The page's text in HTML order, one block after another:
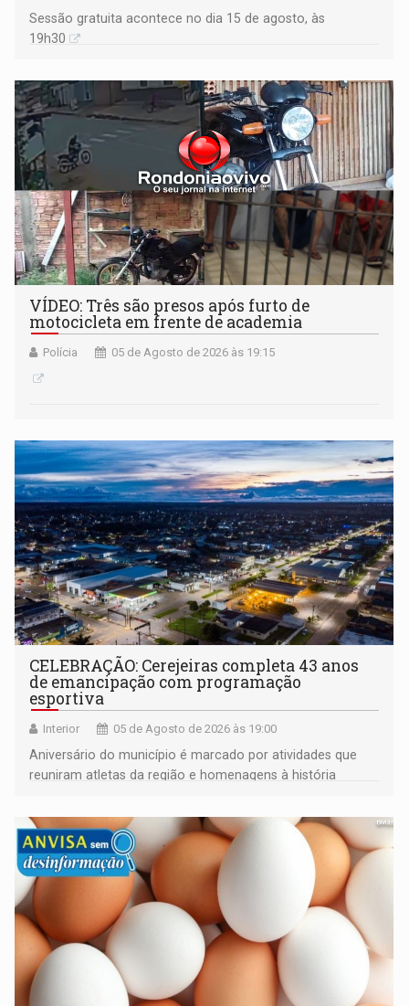
Sessão gratuita acontece no dia 15 de agosto, às
19h30
VÍDEO: Três são presos após furto de
motocicleta em frente de academia
Polícia 05 de Agosto de 2026 às 19:15
CELEBRAÇÃO: Cerejeiras completa 43 anos
de emancipação com programação
esportiva
Interior 05 de Agosto de 2026 às 19:00
Aniversário do município é marcado por atividades que
reuniram atletas da região e homenagens à história